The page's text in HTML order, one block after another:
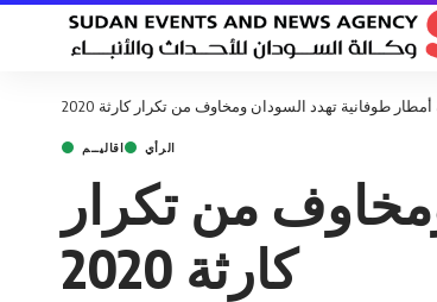
طوفانية تهدد السودان ومخاوف من تكرار كارثة 2020
اقاليــم الرأي
من تكرار
كارثة 2020